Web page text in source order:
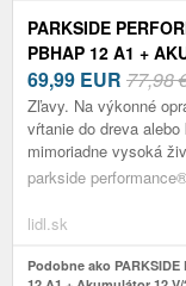
PARKSIDE
PBHAP 12 A1 +
+ NABÍJAČKA 6 A
69,99 EUR 77,98
Zľavy. Na výkonné
vŕtanie do dreva
mimoriadne vysoká
parkside
lidl.sk
Podobne ako